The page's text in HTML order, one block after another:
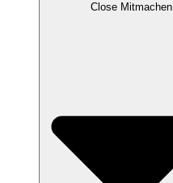
Close Mitmachen